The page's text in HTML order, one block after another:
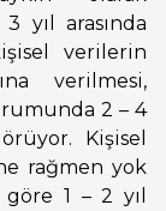
yıl arasında
verilerin
verilmesi,
2 – 4
Kişisel
rağmen yok
1 – 2 yıl